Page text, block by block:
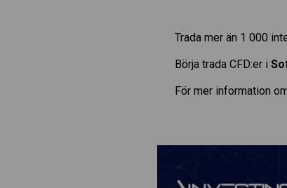
Trada mer än 1 000
Börja trada CFD:er i
För mer information